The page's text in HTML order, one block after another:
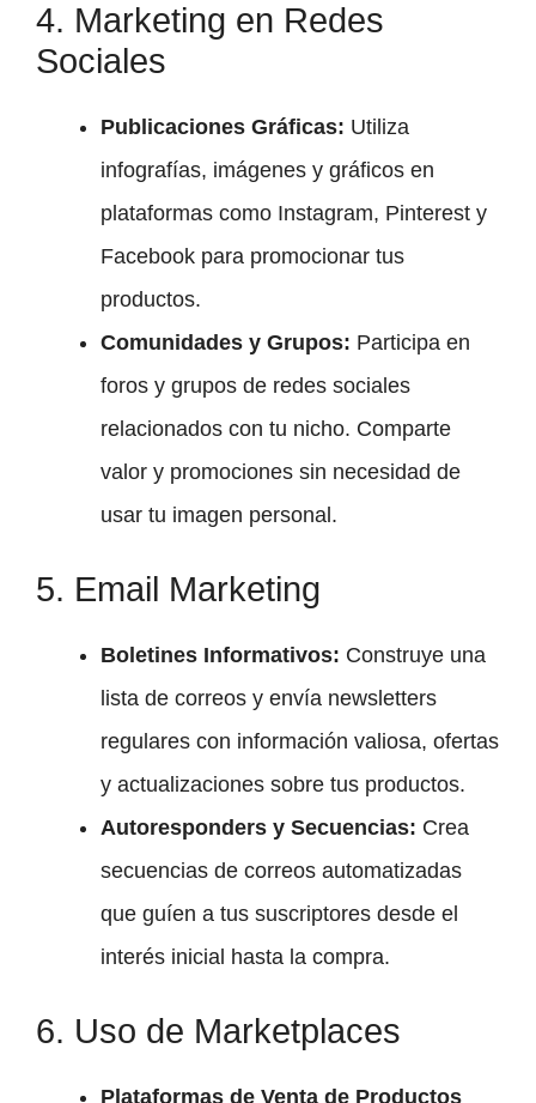
4. Marketing en Redes
Sociales
Publicaciones Gráficas: Utiliza
infografías, imágenes y gráficos en
plataformas como Instagram, Pinterest y
Facebook para promocionar tus
productos.
Comunidades y Grupos: Participa en
foros y grupos de redes sociales
relacionados con tu nicho. Comparte
valor y promociones sin necesidad de
usar tu imagen personal.
5. Email Marketing
Boletines Informativos: Construye una
lista de correos y envía newsletters
regulares con información valiosa, ofertas
y actualizaciones sobre tus productos.
Autoresponders y Secuencias: Crea
secuencias de correos automatizadas
que guíen a tus suscriptores desde el
interés inicial hasta la compra.
6. Uso de Marketplaces
Plataformas de Venta de Productos